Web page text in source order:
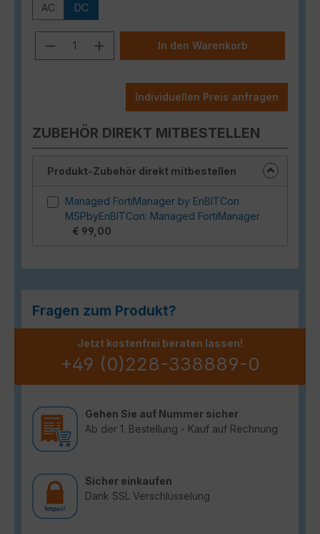
AC DC
Produkt Anzahl: Gib den
In den Warenkorb
Individuellen Preis anfragen
ZUBEHÖR DIREKT MITBESTELLEN
Produkt-Zubehör direkt mitbestellen
Managed FortiManager by EnBITCon
MSPbyEnBITCon: Managed FortiManager
€ 99,00
Fragen zum Produkt?
Jetzt kostenfrei beraten lassen!
+49 (0)228-338889-0
Gehen Sie auf Nummer sicher
Ab der 1. Bestellung - Kauf auf Rechnung
Sicher einkaufen
Dank SSL Verschlüsselung